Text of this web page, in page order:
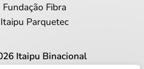
Fundação Fibra
Itaipu Parquetec
Itaipu Binacional